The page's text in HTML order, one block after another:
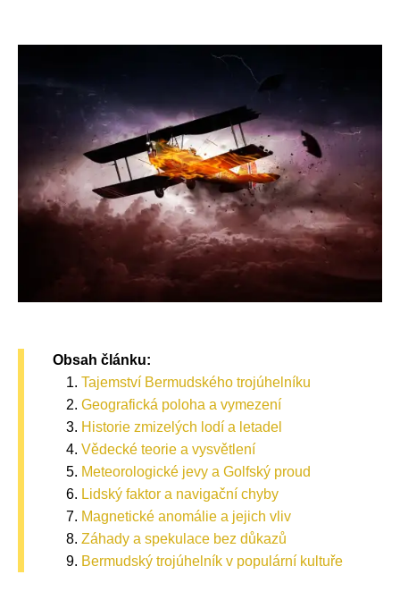
Obsah článku:
Tajemství Bermudského trojúhelníku
Geografická poloha a vymezení
Historie zmizelých lodí a letadel
Vědecké teorie a vysvětlení
Meteorologické jevy a Golfský proud
Lidský faktor a navigační chyby
Magnetické anomálie a jejich vliv
Záhady a spekulace bez důkazů
Bermudský trojúhelník v populární kultuře